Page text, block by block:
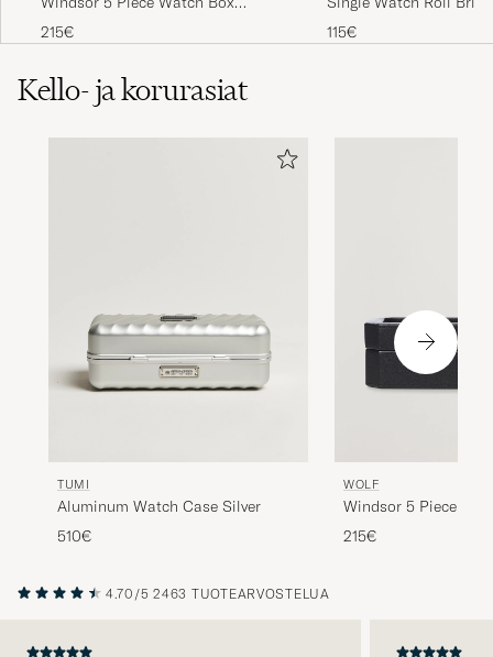
Black/Grey
215€
Green
115€
Kello- ja korurasiat
TUMI
Aluminum Watch Case Silver
510€
WOLF
Windsor 5 Piece
Black/Grey
215€
4.70/5 2463 TUOTEARVOSTELUA